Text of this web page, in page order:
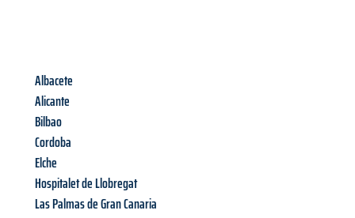
Albacete
Alicante
Bilbao
Cordoba
Elche
Hospitalet de Llobregat
Las Palmas de Gran Canaria